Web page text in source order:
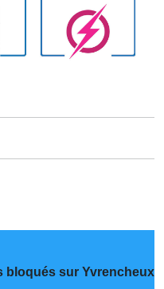
bloqués sur Yvrencheux